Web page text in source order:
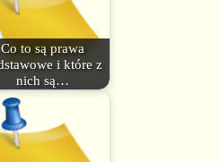
Co to są prawa
i które z
nich są…